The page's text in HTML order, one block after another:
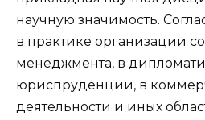
научную значимость.
в практике организации
менеджмента, в
юриспруденции, в
деятельности и иных